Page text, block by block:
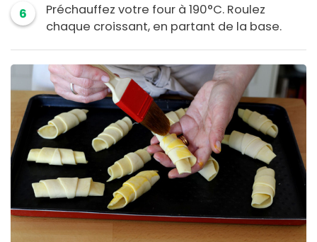
6
Préchauffez votre four à 190°C. Roulez
chaque croissant, en partant de la base.